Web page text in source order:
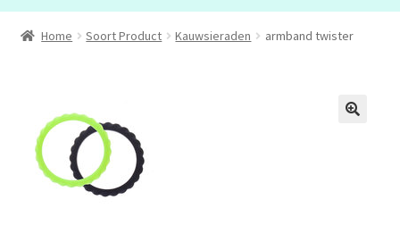
ADD
DCD
Home Soort Product Kauwsieraden armband twister